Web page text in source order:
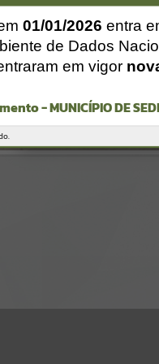
01/01/2026 entra
de Dados
em vigor
- MUNICÍPIO DE
Ocorreu um erro de script:
Uncaught SyntaxError:
https://
Verificar Mais Detalhes